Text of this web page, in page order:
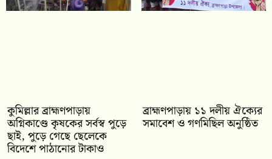
কুমিল্লার ব্রাহ্মণপাড়ায়
অগ্নিকাণ্ডে কৃষকের সর্বস্ব পুড়ে
ছাই, পুড়ে গেছে ছেলেকে
বিদেশে পাঠানোর টাকাও
‎ব্রাহ্মণপাড়ায় ১১ দলীয় ঐক্যের
সমাবেশ ও গণমিছিল অনুষ্ঠিত